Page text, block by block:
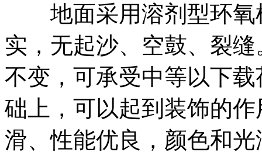
地面采用溶剂型环氧
实，无起沙、空鼓、裂
不变，可承受中等以下
础上，可以起到装饰的
滑、性能优良，颜色和